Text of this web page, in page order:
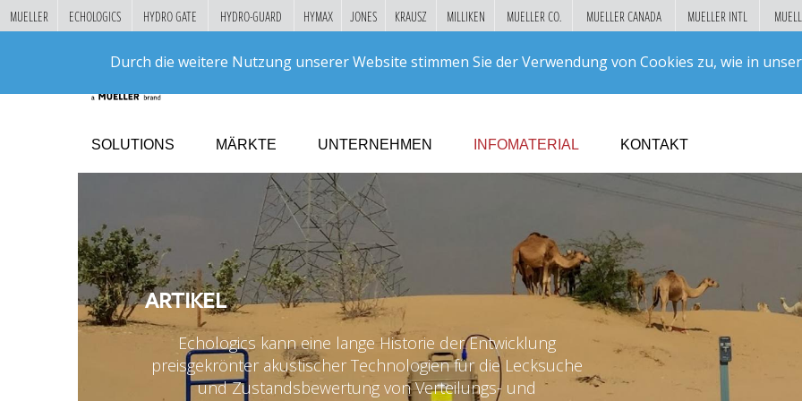
GO!
SOLUTIONS MÄRKTE UNTERNEHMEN INFOMATERIAL KONTAKT
Durch die weitere Nutzung unserer Website stimmen Sie der Verwendung von Cookies zu, wie in
ARTIKEL
Echologics kann eine lange Historie der Entwicklung
preisgekrönter akustischer Technologien für die Lecksuche
und Zustandsbewertung von Verteilungs- und
MUELLER ECHOLOGICS HYDRO GATE HYDRO-GUARD HYMAX JONES KRAUSZ MILLIKEN MUELLER CO. MUELLER CANADA MUELLER INTL